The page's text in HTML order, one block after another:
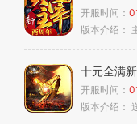
开服时间：
版本介绍：
十元全满
开服时间：
版本介绍：